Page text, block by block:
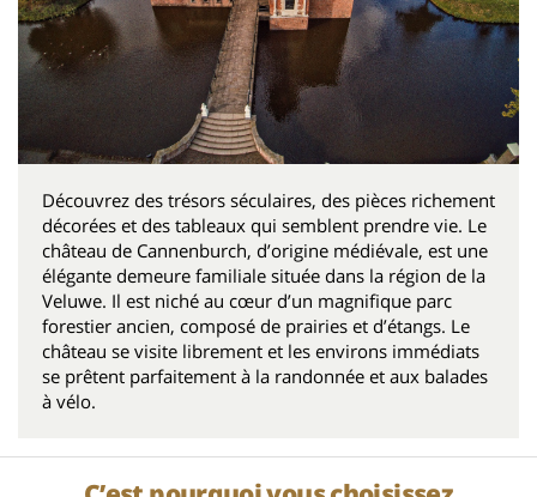
Découvrez des trésors séculaires, des pièces richement
décorées et des tableaux qui semblent prendre vie. Le
château de Cannenburch, d’origine médiévale, est une
élégante demeure familiale située dans la région de la
Veluwe. Il est niché au cœur d’un magnifique parc
forestier ancien, composé de prairies et d’étangs. Le
château se visite librement et les environs immédiats
se prêtent parfaitement à la randonnée et aux balades
à vélo.